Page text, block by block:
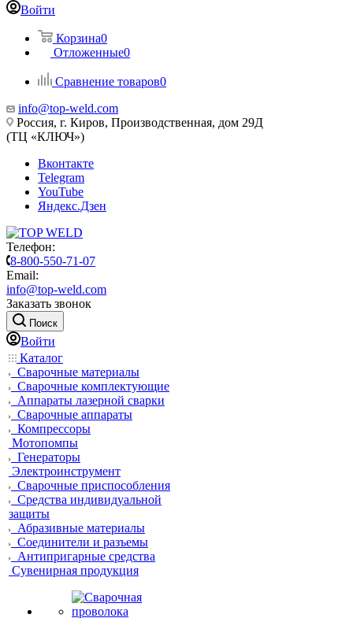
Войти
Корзина0
Отложенные0
Сравнение товаров0
info@top-weld.com
Россия, г. Киров, Производственная, дом 29Д
(ТЦ «КЛЮЧ»)
Вконтакте
Telegram
YouTube
Яндекс.Дзен
Телефон:
8-800-550-71-07
Email:
info@top-weld.com
Заказать звонок
Поиск
Войти
Каталог
Сварочные материалы
Сварочные комплектующие
Аппараты лазерной сварки
Сварочные аппараты
Компрессоры
Мотопомпы
Генераторы
Электроинструмент
Сварочные приспособления
Средства индивидуальной
защиты
Абразивные материалы
Соединители и разъемы
Антипригарные средства
Сувенирная продукция